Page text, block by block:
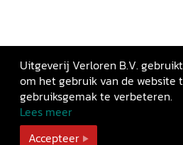
Uitgeverij Verloren B.V.
om het gebruik van de website
gebruiksgemak te verbeteren.
Lees meer
Accepteer